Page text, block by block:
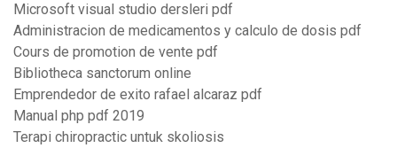
Microsoft visual studio dersleri pdf
Administracion de medicamentos y calculo de dosis pdf
Cours de promotion de vente pdf
Bibliotheca sanctorum online
Emprendedor de exito rafael alcaraz pdf
Manual php pdf 2019
Terapi chiropractic untuk skoliosis